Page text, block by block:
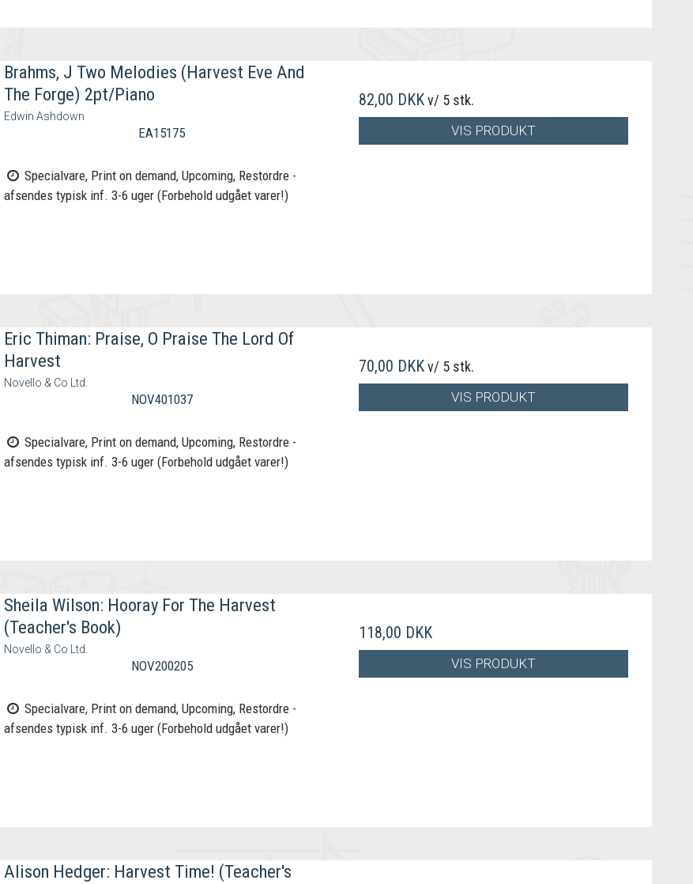
Brahms, J Two Melodies (Harvest Eve And
The Forge) 2pt/Piano
Edwin Ashdown
EA15175
Specialvare, Print on demand, Upcoming, Restordre -
afsendes typisk inf. 3-6 uger (Forbehold udgået varer!)
82,00 DKKv/ 5 stk.
VIS PRODUKT
Eric Thiman: Praise, O Praise The Lord Of
Harvest
Novello & Co Ltd.
NOV401037
Specialvare, Print on demand, Upcoming, Restordre -
afsendes typisk inf. 3-6 uger (Forbehold udgået varer!)
70,00 DKKv/ 5 stk.
VIS PRODUKT
Sheila Wilson: Hooray For The Harvest
(Teacher's Book)
Novello & Co Ltd.
NOV200205
Specialvare, Print on demand, Upcoming, Restordre -
afsendes typisk inf. 3-6 uger (Forbehold udgået varer!)
118,00 DKK
VIS PRODUKT
Alison Hedger: Harvest Time! (Teacher's